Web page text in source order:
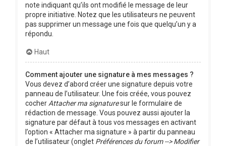
note indiquant qu’ils ont modifié le message de leur
propre initiative. Notez que les utilisateurs ne peuvent
pas supprimer un message une fois que quelqu’un y a
répondu.
Haut
Comment ajouter une signature à mes messages ?
Vous devez d’abord créer une signature depuis votre
panneau de l’utilisateur. Une fois créée, vous pouvez
cocher Attacher ma signaturesur le formulaire de
rédaction de message. Vous pouvez aussi ajouter la
signature par défaut à tous vos messages en activant
l’option « Attacher ma signature » à partir du panneau
de l’utilisateur (onglet Préférences du forum --> Modifier